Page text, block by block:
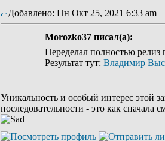
Добавлено: Пн Окт 25, 2021 6:33 am
Morozko37 писал(а):
Переделал полностью
Результат тут: Владимир
Уникальность и особый интерес этой
последовательности - это как сначала